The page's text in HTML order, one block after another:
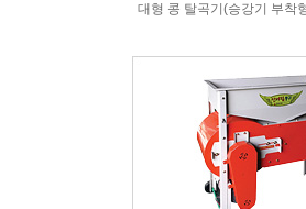
대형 콩 탈곡기(승강기 부착